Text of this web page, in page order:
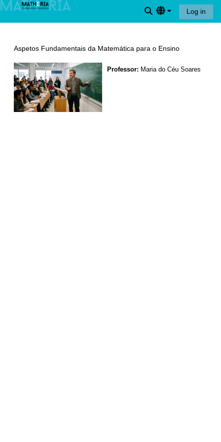
Skip to main content
Toggle search input
Log in
Aspetos Fundamentais da Matemática para o Ensino
Professor: Maria do Céu Soares